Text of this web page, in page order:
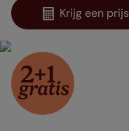
Krijg een prijs